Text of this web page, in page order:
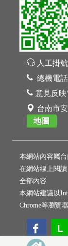
人工掛號
總機電話
意見反映
台南市
地圖
本網站內容屬
在網站線上閱
全部內容
本網站建議以
Chrome等瀏覽器
L